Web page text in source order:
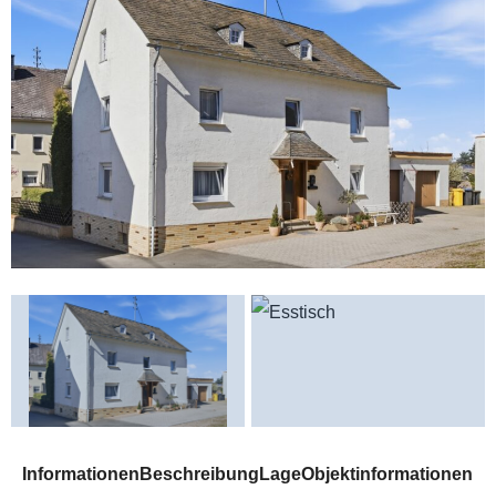
Informationen Beschreibung LageObjektinformationen